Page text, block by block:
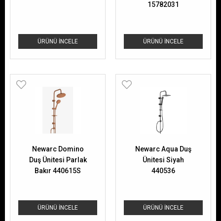
ÜRÜNÜ İNCELE ÜRÜNÜ İNCELE
15782031
ÜRÜNÜ İNCELE
Newarc Domino
Duş Ünitesi Parlak
Bakır 440615S
ÜRÜNÜ İNCELE
Newarc Aqua Duş
Ünitesi Siyah
440536